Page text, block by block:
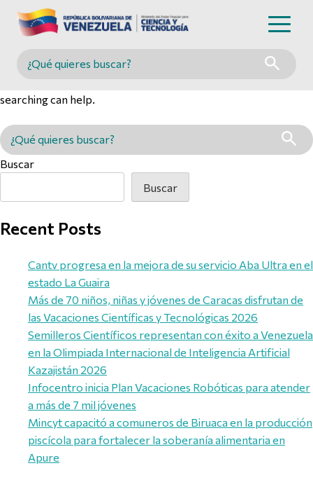
Buscar en MINCYT
searching can help.
Buscar en MINCYT
Buscar
Buscar
Recent Posts
Cantv progresa en la mejora de su servicio Aba Ultra en el
estado La Guaira
Más de 70 niños, niñas y jóvenes de Caracas disfrutan de
las Vacaciones Científicas y Tecnológicas 2026
Semilleros Científicos representan con éxito a Venezuela
en la Olimpiada Internacional de Inteligencia Artificial
Kazajistán 2026
Infocentro inicia Plan Vacaciones Robóticas para atender
a más de 7 mil jóvenes
Mincyt capacitó a comuneros de Biruaca en la producción
piscícola para fortalecer la soberanía alimentaria en
Apure